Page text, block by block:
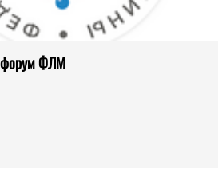
форум ФЛМ